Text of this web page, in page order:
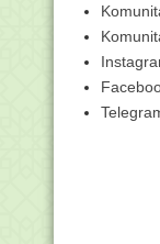
Surat